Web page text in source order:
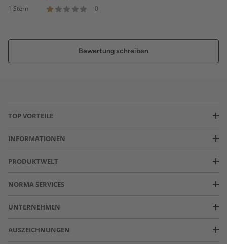
1 Stern
0
Bewertung schreiben
TOP VORTEILE
INFORMATIONEN
PRODUKTWELT
NORMA SERVICES
UNTERNEHMEN
AUSZEICHNUNGEN